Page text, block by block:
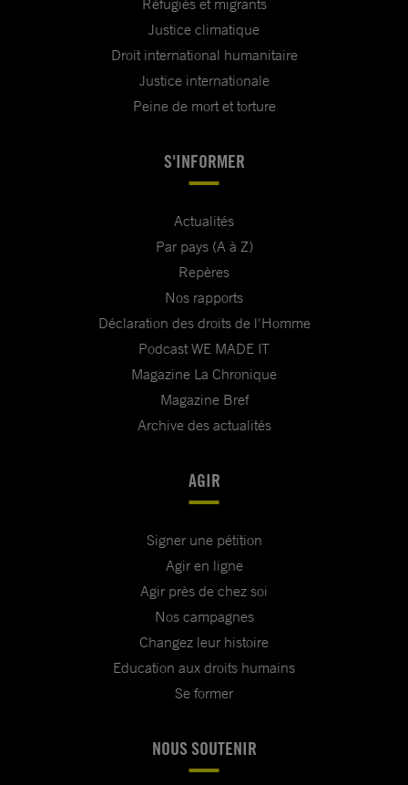
Réfugiés et migrants
Justice climatique
Droit international humanitaire
Justice internationale
Peine de mort et torture
S'INFORMER
Actualités
Par pays (A à Z)
Repères
Nos rapports
Déclaration des droits de l'Homme
Podcast WE MADE IT
Magazine La Chronique
Magazine Bref
Archive des actualités
AGIR
Signer une pétition
Agir en ligne
Agir près de chez soi
Nos campagnes
Changez leur histoire
Education aux droits humains
Se former
NOUS SOUTENIR